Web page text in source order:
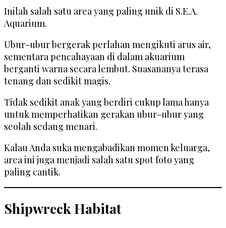
Inilah salah satu area yang paling unik di S.E.A.
Aquarium.
Ubur-ubur bergerak perlahan mengikuti arus air,
sementara pencahayaan di dalam akuarium
berganti warna secara lembut. Suasananya terasa
tenang dan sedikit magis.
Tidak sedikit anak yang berdiri cukup lama hanya
untuk memperhatikan gerakan ubur-ubur yang
seolah sedang menari.
Kalau Anda suka mengabadikan momen keluarga,
area ini juga menjadi salah satu spot foto yang
paling cantik.
Shipwreck Habitat